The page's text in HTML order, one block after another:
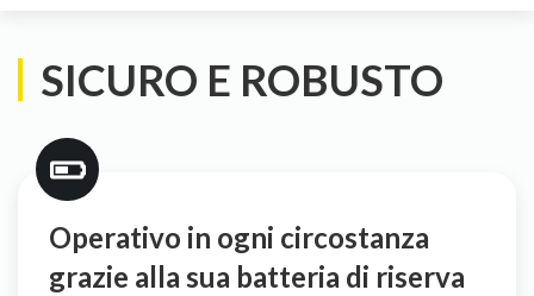
SICURO E ROBUSTO
Operativo in ogni circostanza
grazie alla sua batteria di riserva